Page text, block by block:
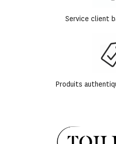
Service client
Produits